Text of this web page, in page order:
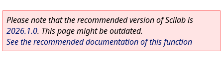
Please note that the recommended version of Scilab is
2026.1.0. This page might be outdated.
See the recommended documentation of this function